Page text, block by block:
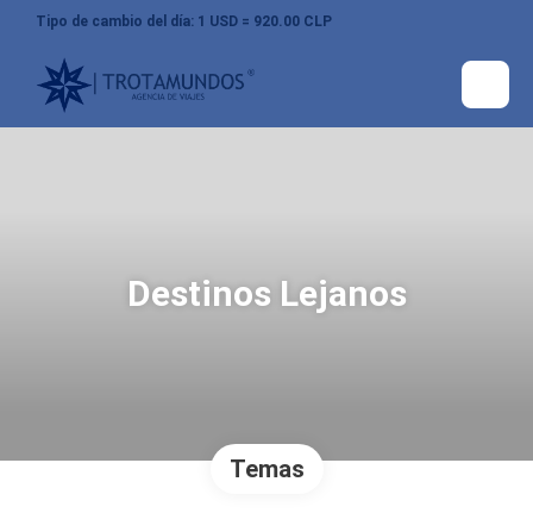
Tipo de cambio del día: 1 USD = 920.00 CLP
Destinos Lejanos
Temas